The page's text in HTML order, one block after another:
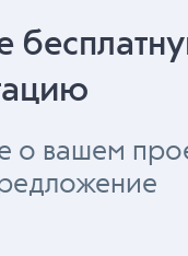
о вашем